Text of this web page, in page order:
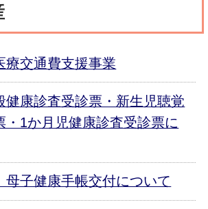
療交通費支援事業
健康診査受診票・新生児聴覚
・1か月児健康診査受診票に
母子健康手帳交付について